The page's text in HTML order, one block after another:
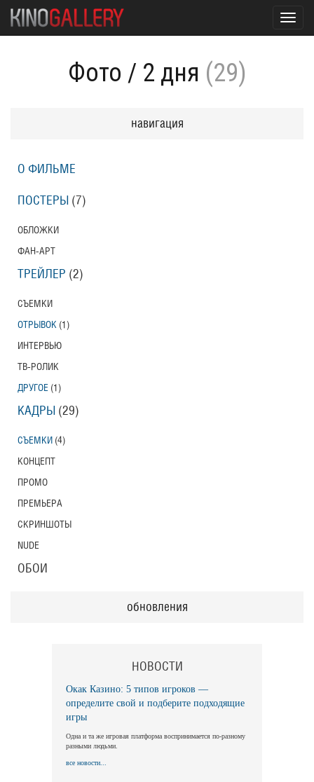
Фото / 2 дня (29)
навигация
О ФИЛЬМЕ
ПОСТЕРЫ (7)
ОБЛОЖКИ
ФАН-АРТ
ТРЕЙЛЕР (2)
СЪЕМКИ
ОТРЫВОК (1)
ИНТЕРВЬЮ
ТВ-РОЛИК
ДРУГОЕ (1)
КАДРЫ (29)
СЪЕМКИ (4)
КОНЦЕПТ
ПРОМО
ПРЕМЬЕРА
СКРИНШОТЫ
NUDE
ОБОИ
обновления
НОВОСТИ
Окак Казино: 5 типов игроков —
определите свой и подберите подходящие
игры
Одна и та же игровая платформа воспринимается по-разному
разными людьми.
все новости...